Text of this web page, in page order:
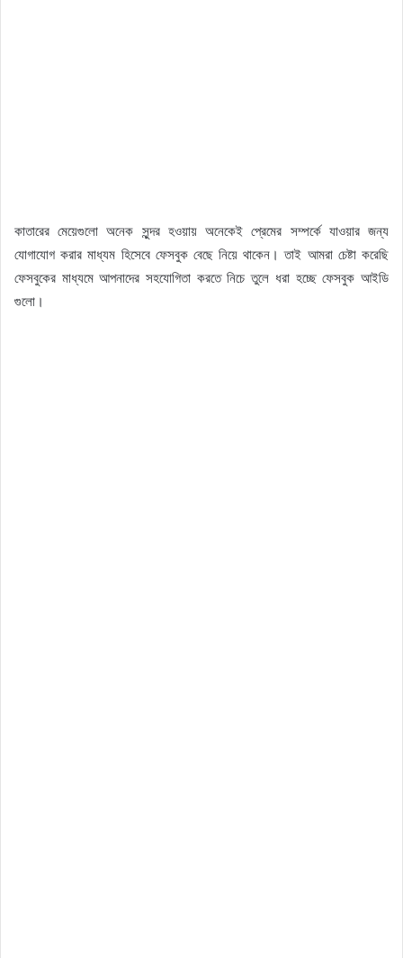
কাতারের মেয়েগুলো অনেক সুন্দর হওয়ায় অনেকেই প্রেমের সম্পর্কে যাওয়ার জন্য
যোগাযোগ করার মাধ্যম হিসেবে ফেসবুক বেছে নিয়ে থাকেন। তাই আমরা চেষ্টা করেছি
ফেসবুকের মাধ্যমে আপনাদের সহযোগিতা করতে নিচে তুলে ধরা হচ্ছে ফেসবুক আইডি
গুলো।